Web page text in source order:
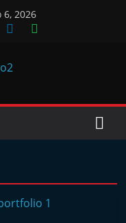
2026